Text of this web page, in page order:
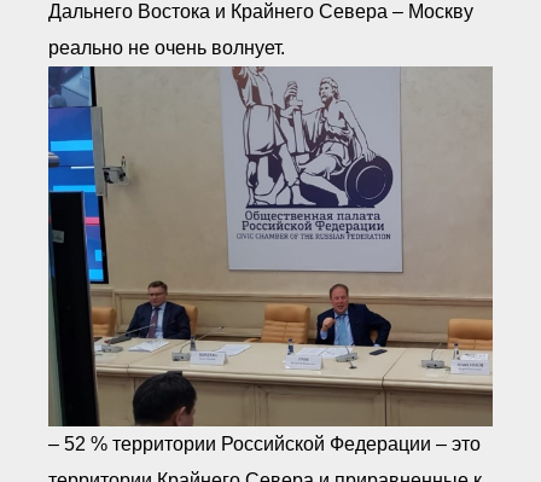
Дальнего Востока и Крайнего Севера – Москву
реально не очень волнует.
– 52 % территории Российской Федерации – это